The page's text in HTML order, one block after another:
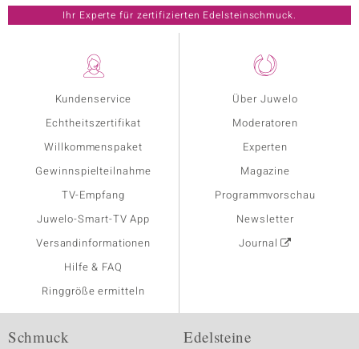
Kundenservice
Echtheitszertifikat
Willkommenspaket
Gewinnspielteilnahme
TV-Empfang
Juwelo-Smart-TV App
Versandinformationen
Hilfe & FAQ
Ringgröße ermitteln
Über Juwelo
Moderatoren
Experten
Magazine
Programmvorschau
Newsletter
Journal
Ihr Experte für zertifizierten Edelsteinschmuck.
Schmuck Edelsteine